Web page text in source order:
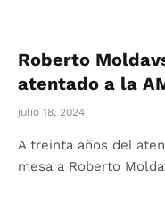
Roberto
atentado a la
julio 18, 2024
A treinta años del
mesa a Roberto